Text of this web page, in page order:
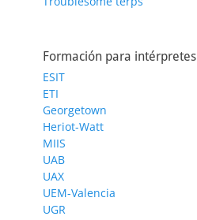
Formación para intérpretes
ESIT
ETI
Georgetown
Heriot-Watt
MIIS
UAB
UAX
UEM-Valencia
UGR